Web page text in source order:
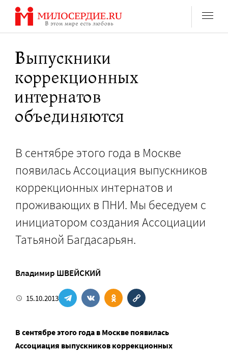
Перейти
содержанию
Выпускники
коррекционных
интернатов
объединяются
В сентябре этого года в Москве
появилась Ассоциация выпускников
коррекционных интернатов и
проживающих в ПНИ. Мы беседуем с
инициатором создания Ассоциации
Татьяной Багдасарьян.
Владимир ШВЕЙСКИЙ
15.10.2013
В сентябре этого года в Москве появилась
Ассоциация выпускников коррекционных